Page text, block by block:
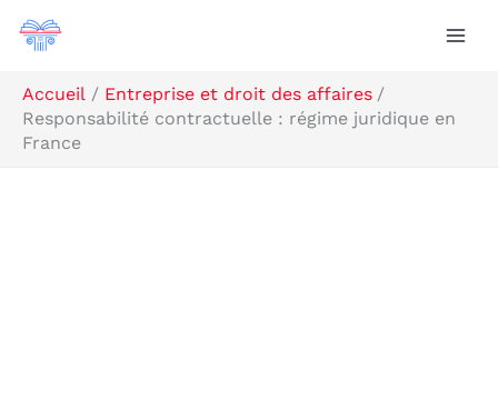
Aller
Accueil
Entreprise et droit des affaires
Responsabilité contractuelle : régime juridique en
France
Rechercher